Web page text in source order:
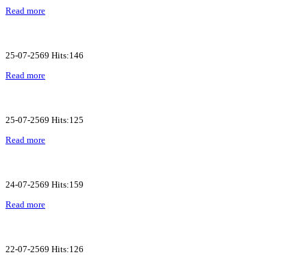
Read more
25-07-2569 Hits:146
Read more
25-07-2569 Hits:125
Read more
24-07-2569 Hits:159
Read more
22-07-2569 Hits:126